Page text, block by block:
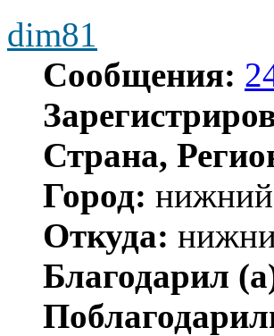
dim81
Сообщения:
Страна,
Город: нижний
Откуда:
Благодарил